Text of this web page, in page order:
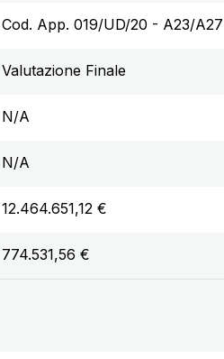
Cod. App. 019/UD/20 - A23/
Valutazione Finale
N/A
N/A
12.464.651,12 €
774.531,56 €